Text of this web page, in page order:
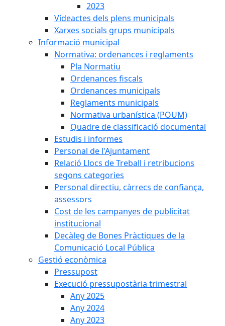
2023
Vídeactes dels plens municipals
Xarxes socials grups municipals
Informació municipal
Normativa: ordenances i reglaments
Pla Normatiu
Ordenances fiscals
Ordenances municipals
Reglaments municipals
Normativa urbanística (POUM)
Quadre de classificació documental
Estudis i informes
Personal de l'Ajuntament
Relació Llocs de Treball i retribucions
segons categories
Personal directiu, càrrecs de confiança,
assessors
Cost de les campanyes de publicitat
institucional
Decàleg de Bones Pràctiques de la
Comunicació Local Pública
Gestió econòmica
Pressupost
Execució pressupostària trimestral
Any 2025
Any 2024
Any 2023